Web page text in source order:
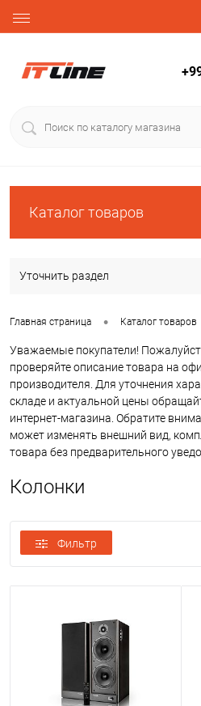
Каталог товаров
Уточнить раздел
Главная страница • Каталог товаров
Уважаемые покупатели!
проверяйте описание товара на
производителя. Для уточнения
складе и актуальной цены
интернет-магазина. Обратите
может изменять внешний вид,
товара без предварительного
Колонки
Фильтр